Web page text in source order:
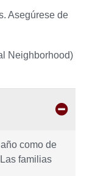
Asegúrese de
Neighborhood)
como de
familias